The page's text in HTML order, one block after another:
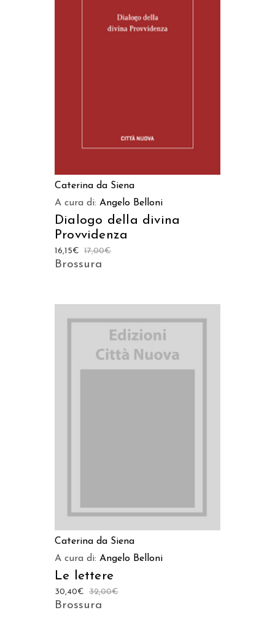
Caterina da Siena
A cura di: Angelo Belloni
Dialogo della divina
Provvidenza
17,00€
16,15€
Brossura
Caterina da Siena
A cura di: Angelo Belloni
Le lettere
32,00€
30,40€
Brossura